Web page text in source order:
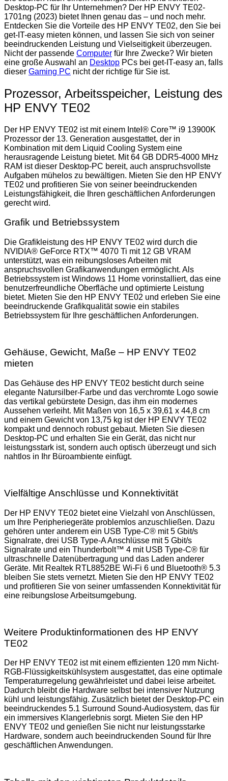
Desktop-PC für Ihr Unternehmen? Der HP ENVY TE02-
1701ng (2023) bietet Ihnen genau das – und noch mehr.
Entdecken Sie die Vorteile des HP ENVY TE02, den Sie bei
get-IT-easy mieten können, und lassen Sie sich von seiner
beeindruckenden Leistung und Vielseitigkeit überzeugen.
Nicht der passende Computer für Ihre Zwecke? Wir bieten
eine große Auswahl an Desktop PCs bei get-IT-easy an, falls
dieser Gaming PC nicht der richtige für Sie ist.
Prozessor, Arbeitsspeicher, Leistung des
HP ENVY TE02
Der HP ENVY TE02 ist mit einem Intel® Core™ i9 13900K
Prozessor der 13. Generation ausgestattet, der in
Kombination mit dem Liquid Cooling System eine
herausragende Leistung bietet. Mit 64 GB DDR5-4000 MHz
RAM ist dieser Desktop-PC bereit, auch anspruchsvollste
Aufgaben mühelos zu bewältigen. Mieten Sie den HP ENVY
TE02 und profitieren Sie von seiner beeindruckenden
Leistungsfähigkeit, die Ihren geschäftlichen Anforderungen
gerecht wird.
Grafik und Betriebssystem
Die Grafikleistung des HP ENVY TE02 wird durch die
NVIDIA® GeForce RTX™ 4070 Ti mit 12 GB VRAM
unterstützt, was ein reibungsloses Arbeiten mit
anspruchsvollen Grafikanwendungen ermöglicht. Als
Betriebssystem ist Windows 11 Home vorinstalliert, das eine
benutzerfreundliche Oberfläche und optimierte Leistung
bietet. Mieten Sie den HP ENVY TE02 und erleben Sie eine
beeindruckende Grafikqualität sowie ein stabiles
Betriebssystem für Ihre geschäftlichen Anforderungen.
Gehäuse, Gewicht, Maße – HP ENVY TE02
mieten
Das Gehäuse des HP ENVY TE02 besticht durch seine
elegante Natursilber-Farbe und das verchromte Logo sowie
das vertikal gebürstete Design, das ihm ein modernes
Aussehen verleiht. Mit Maßen von 16,5 x 39,61 x 44,8 cm
und einem Gewicht von 13,75 kg ist der HP ENVY TE02
kompakt und dennoch robust gebaut. Mieten Sie diesen
Desktop-PC und erhalten Sie ein Gerät, das nicht nur
leistungsstark ist, sondern auch optisch überzeugt und sich
nahtlos in Ihr Büroambiente einfügt.
Vielfältige Anschlüsse und Konnektivität
Der HP ENVY TE02 bietet eine Vielzahl von Anschlüssen,
um Ihre Peripheriegeräte problemlos anzuschließen. Dazu
gehören unter anderem ein USB Type-C® mit 5 Gbit/s
Signalrate, drei USB Type-A Anschlüsse mit 5 Gbit/s
Signalrate und ein Thunderbolt™ 4 mit USB Type-C® für
ultraschnelle Datenübertragung und das Laden anderer
Geräte. Mit Realtek RTL8852BE Wi-Fi 6 und Bluetooth® 5.3
bleiben Sie stets vernetzt. Mieten Sie den HP ENVY TE02
und profitieren Sie von seiner umfassenden Konnektivität für
eine reibungslose Arbeitsumgebung.
Weitere Produktinformationen des HP ENVY
TE02
Der HP ENVY TE02 ist mit einem effizienten 120 mm Nicht-
RGB-Flüssigkeitskühlsystem ausgestattet, das eine optimale
Temperaturregelung gewährleistet und dabei leise arbeitet.
Dadurch bleibt die Hardware selbst bei intensiver Nutzung
kühl und leistungsfähig. Zusätzlich bietet der Desktop-PC ein
beeindruckendes 5.1 Surround Sound-Audiosystem, das für
ein immersives Klangerlebnis sorgt. Mieten Sie den HP
ENVY TE02 und genießen Sie nicht nur leistungsstarke
Hardware, sondern auch beeindruckenden Sound für Ihre
geschäftlichen Anwendungen.